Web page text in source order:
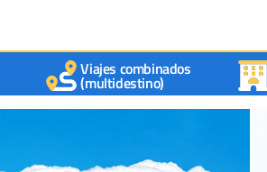
Viajes combinados
(multidestino)